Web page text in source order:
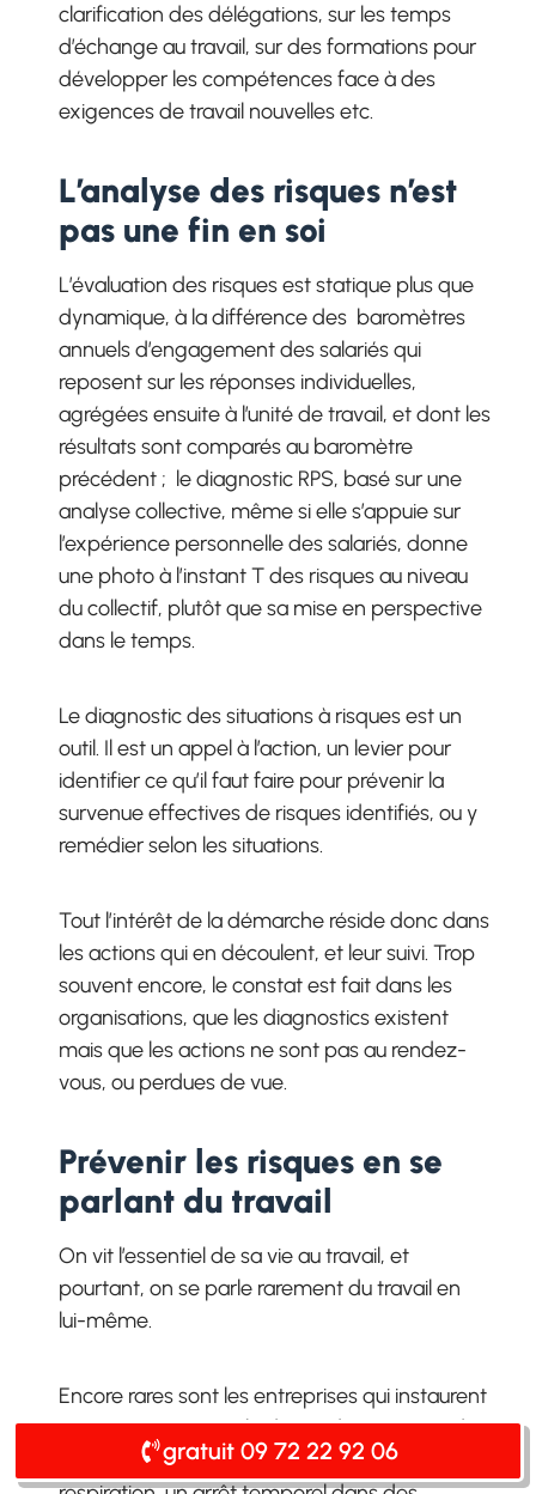
clarification des délégations, sur les temps
d’échange au travail, sur des formations pour
développer les compétences face à des
exigences de travail nouvelles etc.
L’analyse des risques n’est
pas une fin en soi
L’évaluation des risques est statique plus que
dynamique, à la différence des baromètres
annuels d’engagement des salariés qui
reposent sur les réponses individuelles,
agrégées ensuite à l’unité de travail, et dont les
résultats sont comparés au baromètre
précédent ; le diagnostic RPS, basé sur une
analyse collective, même si elle s’appuie sur
l’expérience personnelle des salariés, donne
une photo à l’instant T des risques au niveau
du collectif, plutôt que sa mise en perspective
dans le temps.
Le diagnostic des situations à risques est un
outil. Il est un appel à l’action, un levier pour
identifier ce qu’il faut faire pour prévenir la
survenue effectives de risques identifiés, ou y
remédier selon les situations.
Tout l’intérêt de la démarche réside donc dans
les actions qui en découlent, et leur suivi. Trop
souvent encore, le constat est fait dans les
organisations, que les diagnostics existent
mais que les actions ne sont pas au rendez-
vous, ou perdues de vue.
Prévenir les risques en se
parlant du travail
On vit l’essentiel de sa vie au travail, et
pourtant, on se parle rarement du travail en
lui-même.
Encore rares sont les entreprises qui instaurent
et sanctuarisent sur la durée, des espaces de
discussion sur le travail, qui permettent une
gratuit 09 72 22 92 06